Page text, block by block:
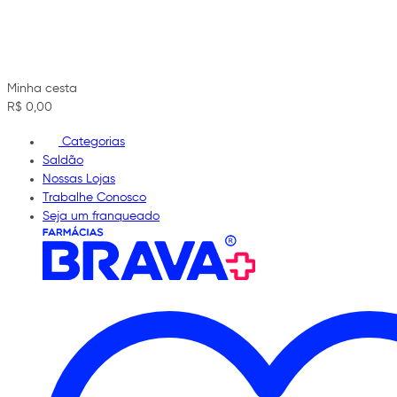
Minha cesta
R$ 0,00
Categorias
Saldão
Nossas Lojas
Trabalhe Conosco
Seja um franqueado